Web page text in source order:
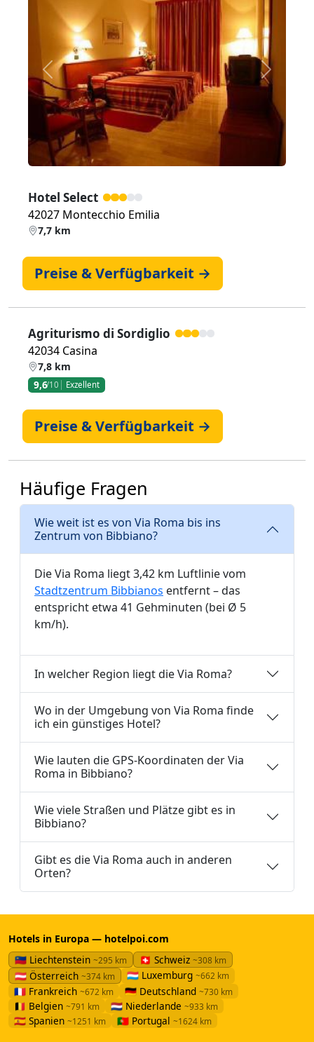
Zurück Weiter
Hotel Select
42027 Montecchio Emilia
7,7 km
Preise & Verfügbarkeit →
Agriturismo di Sordiglio
42034 Casina
7,8 km
9,6/10 Exzellent
Preise & Verfügbarkeit →
Häufige Fragen
Wie weit ist es von Via Roma bis ins
Zentrum von Bibbiano?
Die Via Roma liegt 3,42 km Luftlinie vom
Stadtzentrum Bibbianos entfernt – das
entspricht etwa 41 Gehminuten (bei Ø 5
km/h).
In welcher Region liegt die Via Roma?
Wo in der Umgebung von Via Roma finde
ich ein günstiges Hotel?
Wie lauten die GPS-Koordinaten der Via
Roma in Bibbiano?
Wie viele Straßen und Plätze gibt es in
Bibbiano?
Gibt es die Via Roma auch in anderen
Orten?
Hotels in Europa — hotelpoi.com
🇱🇮 Liechtenstein ~295 km 🇨🇭 Schweiz ~308 km
🇦🇹 Österreich ~374 km 🇱🇺 Luxemburg ~662 km
🇫🇷 Frankreich ~672 km 🇩🇪 Deutschland ~730 km
🇧🇪 Belgien ~791 km 🇳🇱 Niederlande ~933 km
🇪🇸 Spanien ~1251 km 🇵🇹 Portugal ~1624 km